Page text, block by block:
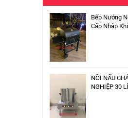
Bếp Nướng
Cấp Nhập
NỒI NẤU
NGHIỆP 30